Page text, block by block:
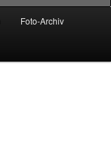
Foto-Archiv